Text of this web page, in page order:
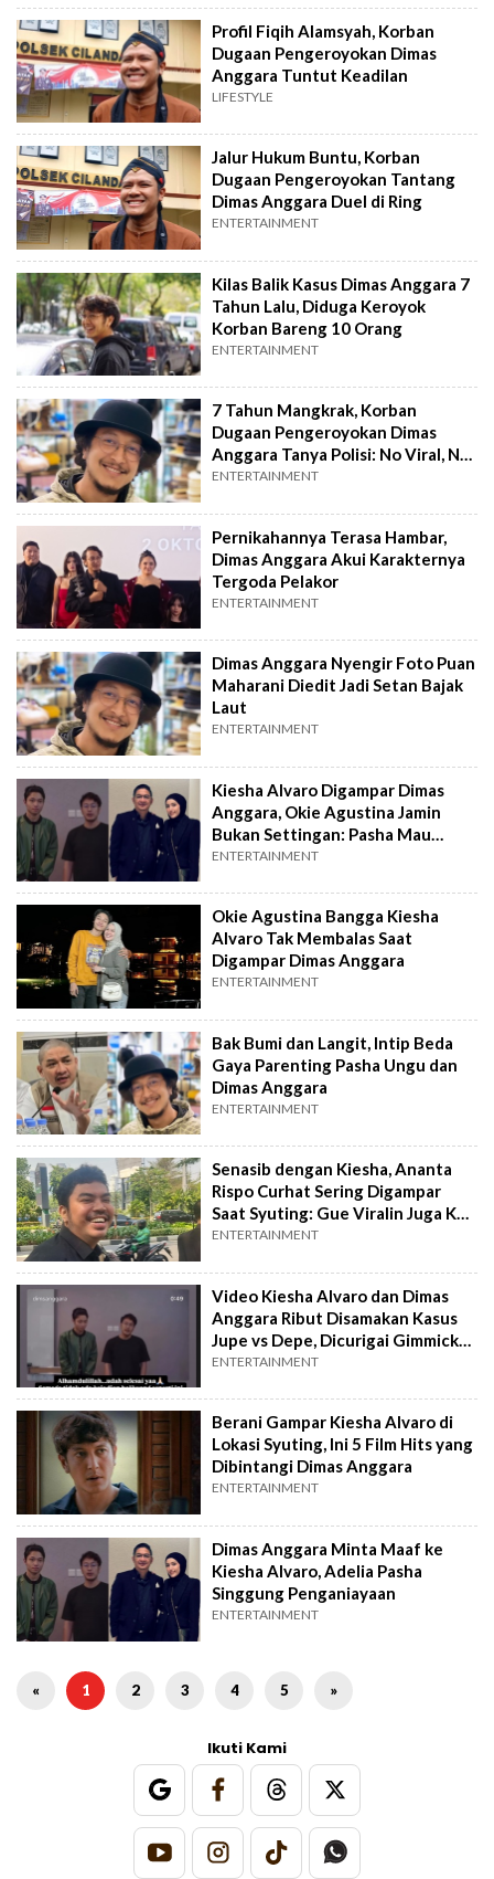
Profil Fiqih Alamsyah, Korban
Dugaan Pengeroyokan Dimas
Anggara Tuntut Keadilan
LIFESTYLE
Jalur Hukum Buntu, Korban
Dugaan Pengeroyokan Tantang
Dimas Anggara Duel di Ring
ENTERTAINMENT
Kilas Balik Kasus Dimas Anggara 7
Tahun Lalu, Diduga Keroyok
Korban Bareng 10 Orang
ENTERTAINMENT
7 Tahun Mangkrak, Korban
Dugaan Pengeroyokan Dimas
Anggara Tanya Polisi: No Viral, No
Justice
ENTERTAINMENT
Pernikahannya Terasa Hambar,
Dimas Anggara Akui Karakternya
Tergoda Pelakor
ENTERTAINMENT
Dimas Anggara Nyengir Foto Puan
Maharani Diedit Jadi Setan Bajak
Laut
ENTERTAINMENT
Kiesha Alvaro Digampar Dimas
Anggara, Okie Agustina Jamin
Bukan Settingan: Pasha Mau
Dibayar Berapa?
ENTERTAINMENT
Okie Agustina Bangga Kiesha
Alvaro Tak Membalas Saat
Digampar Dimas Anggara
ENTERTAINMENT
Bak Bumi dan Langit, Intip Beda
Gaya Parenting Pasha Ungu dan
Dimas Anggara
ENTERTAINMENT
Senasib dengan Kiesha, Ananta
Rispo Curhat Sering Digampar
Saat Syuting: Gue Viralin Juga Kali
Ya
ENTERTAINMENT
Video Kiesha Alvaro dan Dimas
Anggara Ribut Disamakan Kasus
Jupe vs Depe, Dicurigai Gimmick
Syuting
ENTERTAINMENT
Berani Gampar Kiesha Alvaro di
Lokasi Syuting, Ini 5 Film Hits yang
Dibintangi Dimas Anggara
ENTERTAINMENT
Dimas Anggara Minta Maaf ke
Kiesha Alvaro, Adelia Pasha
Singgung Penganiayaan
ENTERTAINMENT
« 1 2 3 4 5 »
Ikuti Kami